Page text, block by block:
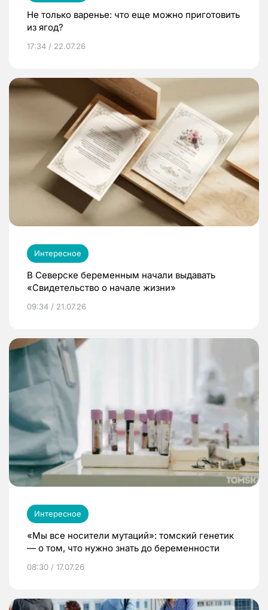
Не только варенье: что еще можно приготовить
из ягод?
17:34 / 22.07.26
Интересное
В Северске беременным начали выдавать
«Свидетельство о начале жизни»
09:34 / 21.07.26
Интересное
«Мы все носители мутаций»: томский генетик
— о том, что нужно знать до беременности
08:30 / 17.07.26